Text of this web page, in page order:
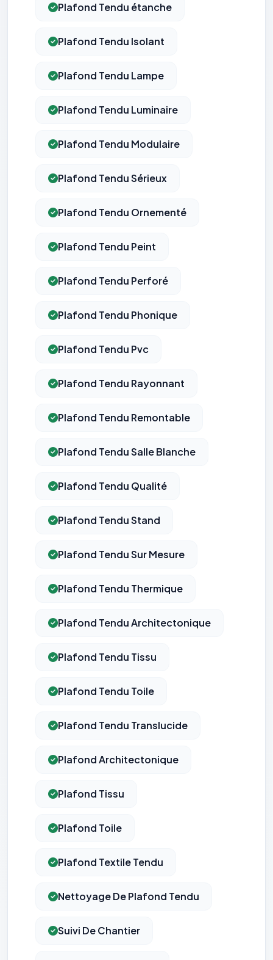
Plafond Tendu étanche
Plafond Tendu Isolant
Plafond Tendu Lampe
Plafond Tendu Luminaire
Plafond Tendu Modulaire
Plafond Tendu Sérieux
Plafond Tendu Ornementé
Plafond Tendu Peint
Plafond Tendu Perforé
Plafond Tendu Phonique
Plafond Tendu Pvc
Plafond Tendu Rayonnant
Plafond Tendu Remontable
Plafond Tendu Salle Blanche
Plafond Tendu Qualité
Plafond Tendu Stand
Plafond Tendu Sur Mesure
Plafond Tendu Thermique
Plafond Tendu Architectonique
Plafond Tendu Tissu
Plafond Tendu Toile
Plafond Tendu Translucide
Plafond Architectonique
Plafond Tissu
Plafond Toile
Plafond Textile Tendu
Nettoyage De Plafond Tendu
Suivi De Chantier
Nécessaires au fonctionnement du site : session, sécurité,
mémorisation de vos choix de consentement. Ils ne